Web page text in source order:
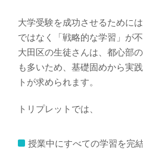
大学受験を成功させるために
ではなく「戦略的な学習」が不
大田区の生徒さんは、都心部
も多いため、基礎固めから実
トが求められます。
トリプレットでは、
授業中にすべての学習を完